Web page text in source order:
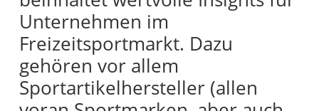
Unternehmen im
Freizeitsportmarkt. Dazu
gehören vor allem
Sportartikelhersteller (allen